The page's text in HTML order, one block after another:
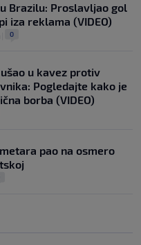
Brazilu: Proslavljao gol
iza reklama (VIDEO)
0
u kavez protiv
Pogledajte kako je
borba (VIDEO)
pao na osmero